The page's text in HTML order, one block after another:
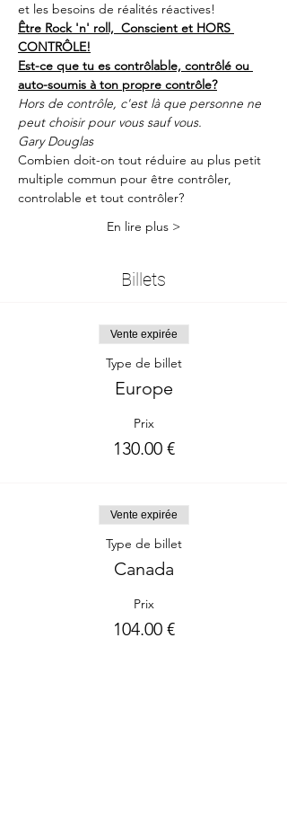
et les besoins de réalités réactives!
Être Rock 'n' roll,  Conscient et HORS
CONTRÔLE!
Est-ce que tu es contrôlable, contrôlé ou
auto-soumis à ton propre contrôle?
Hors de contrôle, c'est là que personne ne
peut choisir pour vous sauf vous.
Gary Douglas
Combien doit-on tout réduire au plus petit
multiple commun pour être contrôler,
controlable et tout contrôler?
En lire plus >
Billets
Vente expirée
Type de billet
Europe
Prix
130.00 €
Vente expirée
Type de billet
Canada
Prix
104.00 €